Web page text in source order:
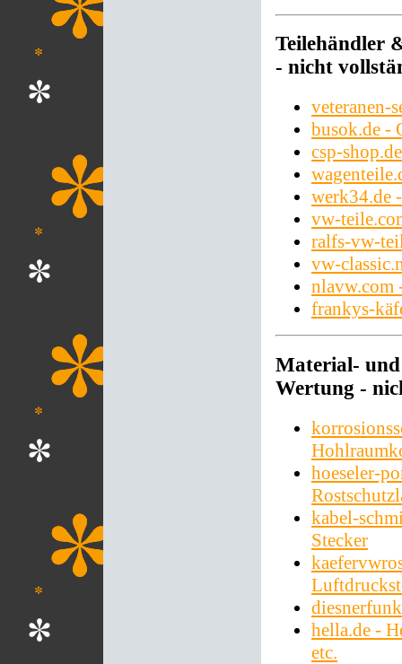
Teilehändler
- nicht
veteranen-
busok.de -
csp-
werk34.de
vw-
ralfs-vw-
vw-
nlavw.com
frankys-
Material- und
Wertung -
hoeseler-
kabel-
Stecker
hella.de -
etc.